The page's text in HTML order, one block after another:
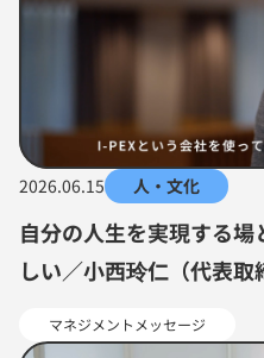
2026.06.15 人・文化
自分の人生を実現する
しい／小西玲仁（代表取
マネジメントメッセージ